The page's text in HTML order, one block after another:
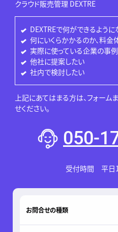
クラウド販売管理 DEXTRE
DEXTREで何ができるよう
何にいくらかかるのか、料金
実際に使っている企業の事
他社に提案したい
社内で検討したい
上記にあてはまる方は、フォー
せください。
050-
受付時間 平日
お問合せの種類